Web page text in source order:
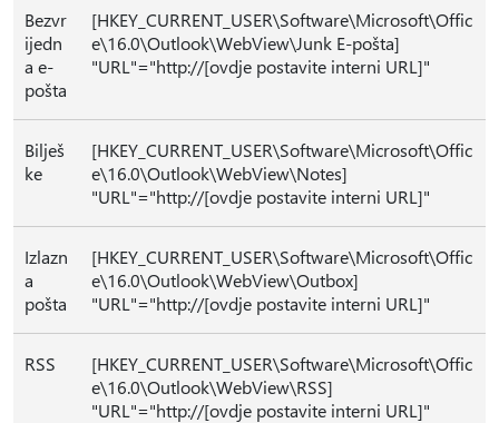
Bezvr
ijedn
a e-
pošta
[HKEY_CURRENT_USER\Software\Microsoft\Offic
e\16.0\Outlook\WebView\Junk E-pošta]
"URL"="http://[ovdje postavite interni URL]"
Bilješ
ke
[HKEY_CURRENT_USER\Software\Microsoft\Offic
e\16.0\Outlook\WebView\Notes]
"URL"="http://[ovdje postavite interni URL]"
Izlazn
a
pošta
[HKEY_CURRENT_USER\Software\Microsoft\Offic
e\16.0\Outlook\WebView\Outbox]
"URL"="http://[ovdje postavite interni URL]"
RSS
[HKEY_CURRENT_USER\Software\Microsoft\Offic
e\16.0\Outlook\WebView\RSS]
"URL"="http://[ovdje postavite interni URL]"